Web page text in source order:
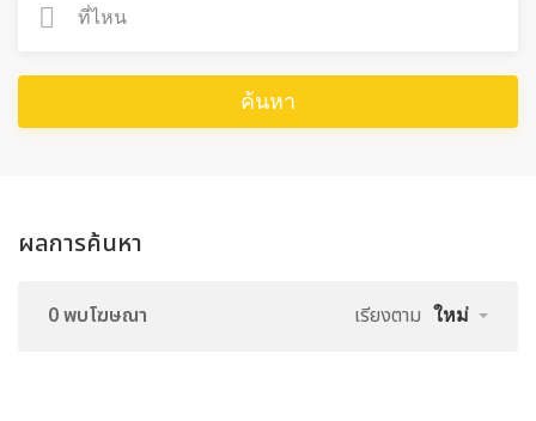
ค้นหา
ผลการค้นหา
0 พบโฆษณา เรียงตาม ใหม่